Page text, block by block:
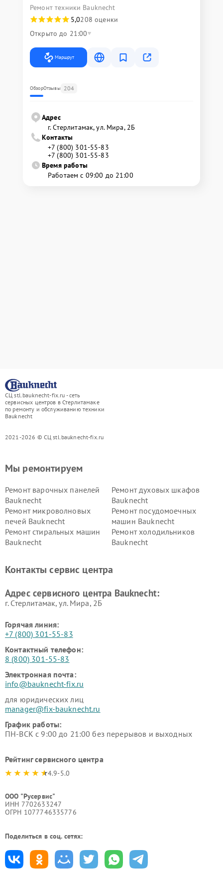
Ремонт техники Bauknecht
5,0208 оценки
Открыто до 21:00
Маршрут
ОбзорОтзывы 204
Адрес
г. Стерлитамак, ул. Мира, 2Б
Контакты
+7 (800) 301-55-83
+7 (800) 301-55-83
Время работы
Работаем с 09:00 до 21:00
СЦ stl.bauknecht-fix.ru - сеть
сервисных центров в Стерлитамаке
по ремонту и обслуживанию техники
Bauknecht
2021-2026 © СЦ stl.bauknecht-fix.ru
Мы ремонтируем
Ремонт варочных панелей
Bauknecht
Ремонт духовых шкафов
Bauknecht
Ремонт микроволновых
печей Bauknecht
Ремонт посудомоечных
машин Bauknecht
Ремонт стиральных машин
Bauknecht
Ремонт холодильников
Bauknecht
Контакты сервис центра
Адрес сервисного центра Bauknecht:
г. Стерлитамак, ул. Мира, 2Б
Горячая линия:
+7 (800) 301-55-83
Контактный телефон:
8 (800) 301-55-83
Электронная почта:
info@bauknecht-fix.ru
для юридических лиц
manager@fix-bauknecht.ru
График работы:
ПН-ВСК с 9:00 до 21:00 без перерывов и выходных
Рейтинг сервисного центра
4.9-5.0
ООО "Русервис"
ИНН 7702633247
ОГРН 1077746335776
Поделиться в соц. сетях: